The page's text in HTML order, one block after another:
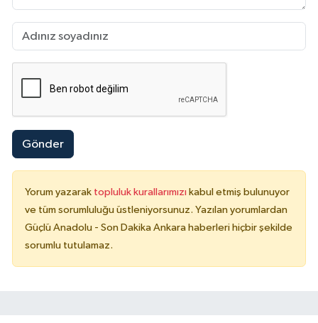
Gönder
Yorum yazarak topluluk kurallarımızı kabul etmiş bulunuyor
ve tüm sorumluluğu üstleniyorsunuz. Yazılan yorumlardan
Güçlü Anadolu - Son Dakika Ankara haberleri hiçbir şekilde
sorumlu tutulamaz.